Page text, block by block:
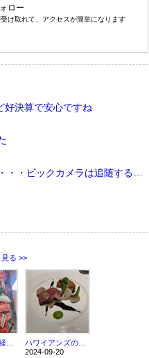
ロー
け取れて、アクセスが簡単になります
好決算で安心ですね
コジマがまたまた優待拡充・・・ビックカメラは追随するのだろうか
見る >>
2024-09-20